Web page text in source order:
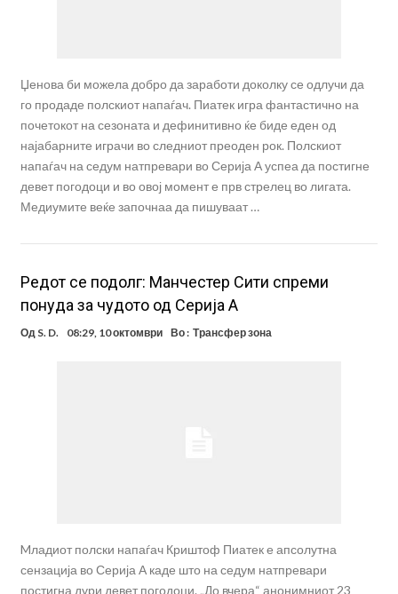
Џенова би можела добро да заработи доколку се одлучи да
го продаде полскиот напаѓач. Пиатек игра фантастично на
почетокот на сезоната и дефинитивно ќе биде еден од
најабарните играчи во следниот преоден рок. Полскиот
напаѓач на седум натпревари во Серија А успеа да постигне
девет погодоци и во овој момент е прв стрелец во лигата.
Медиумите веќе започнаа да пишуваат …
Редот се подолг: Манчестер Сити спреми
понуда за чудото од Серија А
Од S. D. 08:29, 10 октомври Во : Трансфер зона
Mладиот полски напаѓач Криштоф Пиатек е апсолутна
сензација во Серија А каде што на седум натпревари
постигна дури девет погодоци. „До вчера“ анонимниот 23